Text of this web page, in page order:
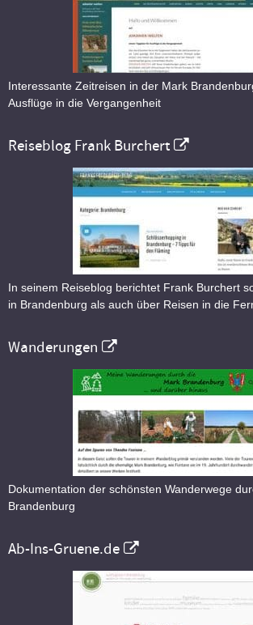
Interessante Zeitreisen in der Mark
Ausflüge in die Vergangenheit
Reiseblog Frank Burchert
In seinem Reiseblog berichtet Frank Burchert
in Brandenburg als auch über Reisen in die
Wanderungen
Dokumentation der schönsten Wanderwege
Brandenburg
Ab-Ins-Gruene.de